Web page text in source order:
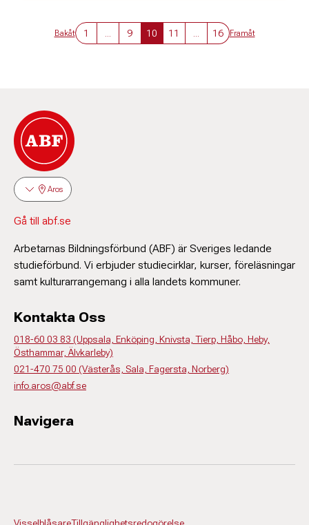
Bakåt 1 9 10 11 16 Framåt
Aros
Gå till abf.se
Arbetarnas Bildningsförbund (ABF) är Sveriges ledande
studieförbund. Vi erbjuder studiecirklar, kurser, föreläsningar
samt kulturarrangemang i alla landets kommuner.
Kontakta Oss
018-60 03 83 (Uppsala, Enköping, Knivsta, Tierp, Håbo, Heby,
Östhammar, Älvkarleby)
021-470 75 00 (Västerås, Sala, Fagersta, Norberg)
info.aros@abf.se
Navigera